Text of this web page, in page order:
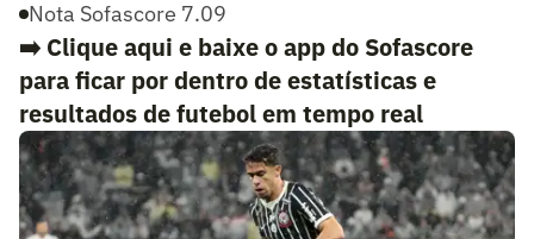
Nota Sofascore 7.09
➡️ Clique aqui e baixe o app do Sofascore
para ficar por dentro de estatísticas e
resultados de futebol em tempo real